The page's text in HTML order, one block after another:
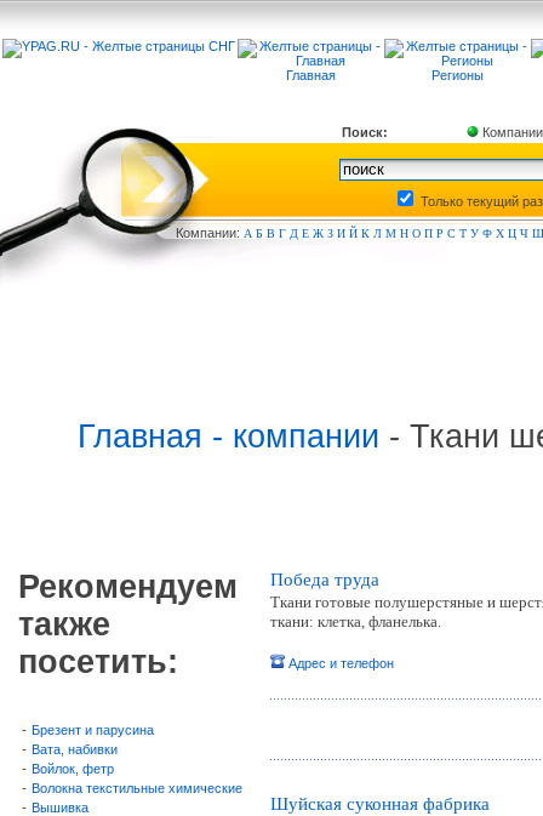
Главная Регионы
Поиск: Компании
Только текущий
Компании: А Б В Г Д Е Ж З И Й К Л М Н О П Р С Т У Ф Х Ц Ч Ш
Главная - компании - Ткани
Рекомендуем
также
посетить:
- Брезент и парусина
- Вата, набивки
- Войлок, фетр
- Волокна текстильные химические
- Вышивка
Победа труда
Ткани готовые полушерстяные и
ткани: клетка, фланелька.
Адрес и телефон
Шуйская суконная фабрика